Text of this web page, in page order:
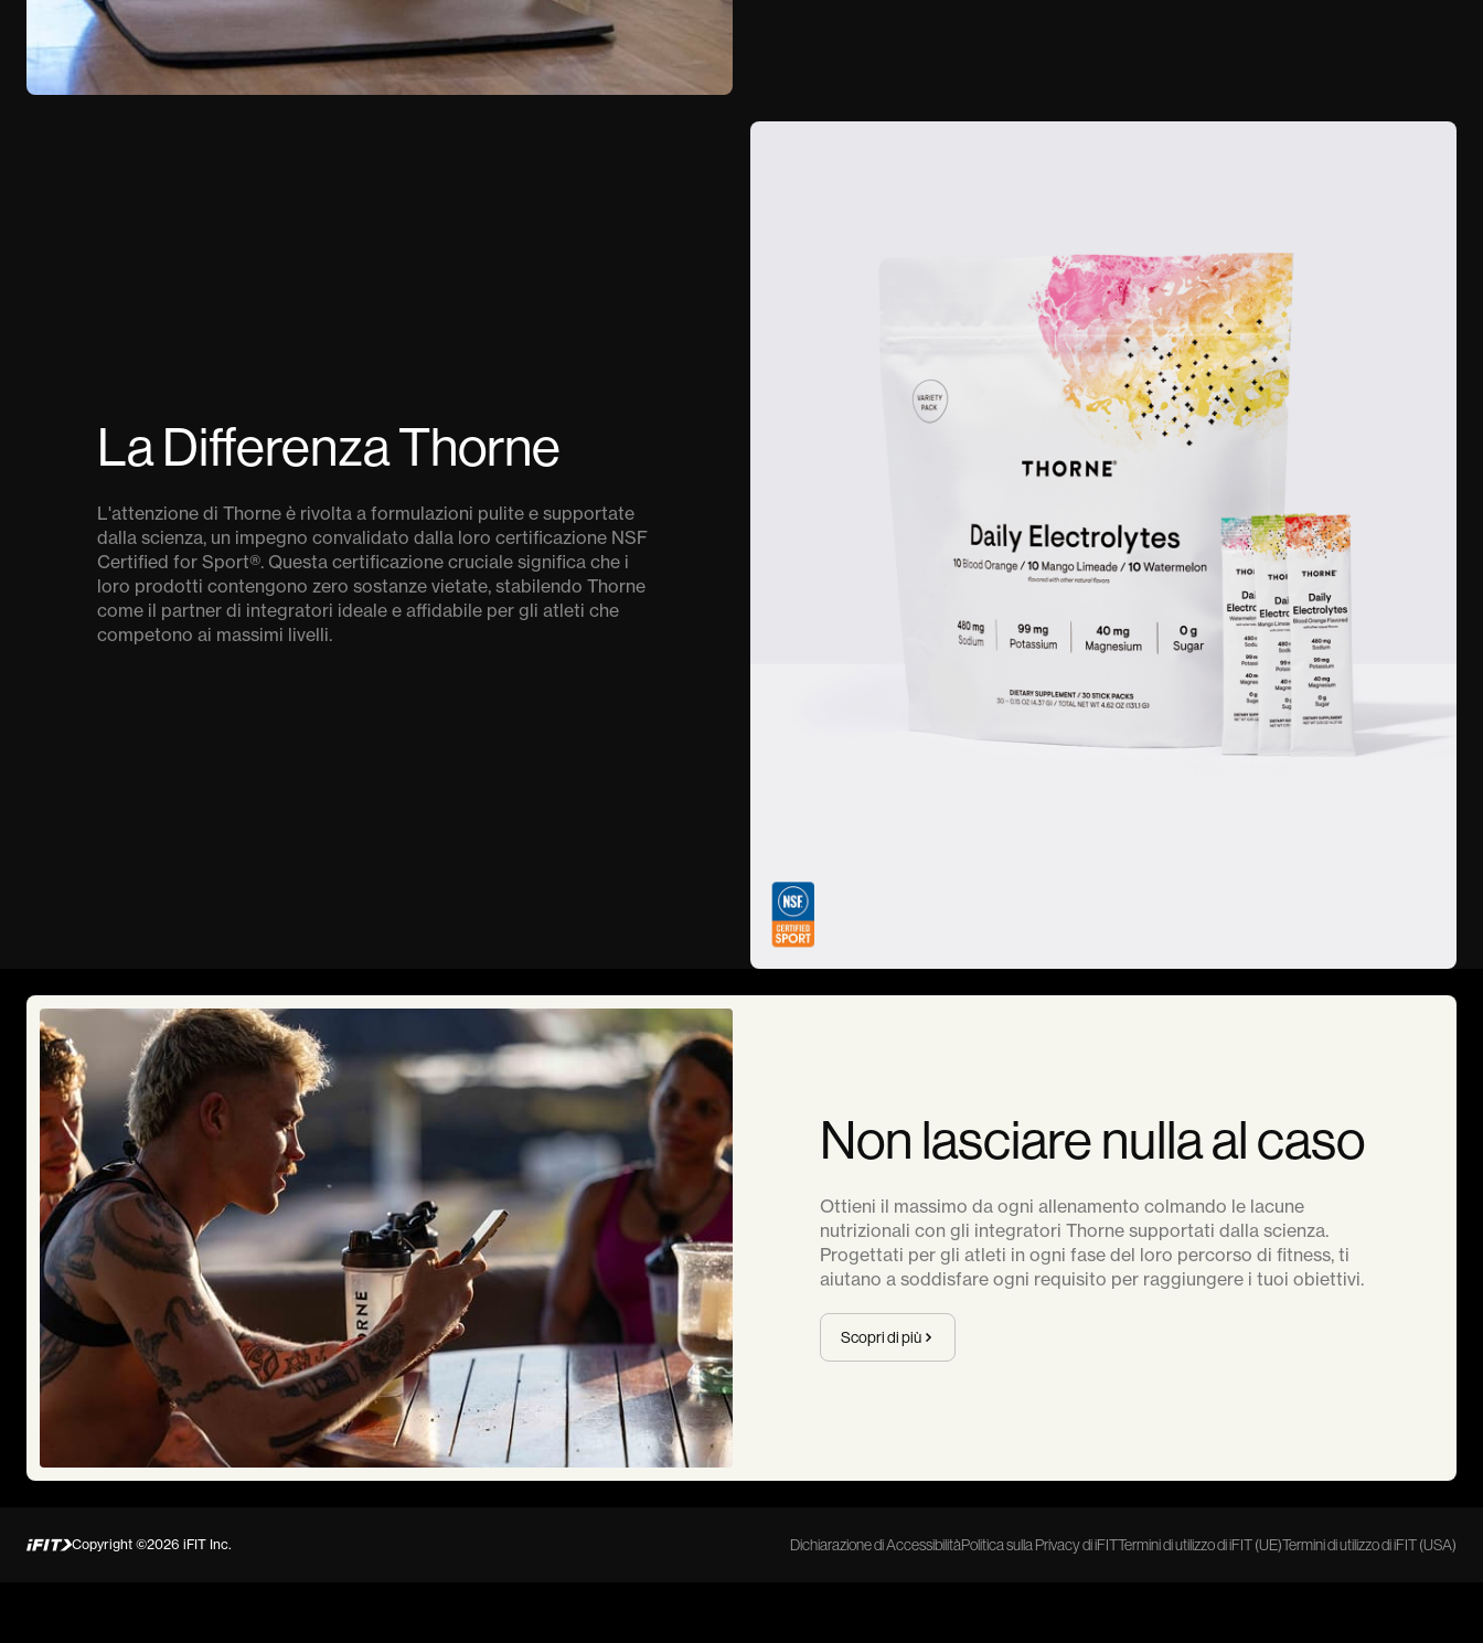
La Differenza Thorne
L'attenzione di Thorne è rivolta a formulazioni pulite e supportate
dalla scienza, un impegno convalidato dalla loro certificazione NSF
Certified for Sport®. Questa certificazione cruciale significa che i
loro prodotti contengono zero sostanze vietate, stabilendo Thorne
come il partner di integratori ideale e affidabile per gli atleti che
competono ai massimi livelli.
Non lasciare nulla al caso
Ottieni il massimo da ogni allenamento colmando le lacune
nutrizionali con gli integratori Thorne supportati dalla scienza.
Progettati per gli atleti in ogni fase del loro percorso di fitness, ti
aiutano a soddisfare ogni requisito per raggiungere i tuoi obiettivi.
Scopri di più
Copyright ©2026 iFIT Inc. Dichiarazione di AccessibilitàPolitica sulla Privacy di iFITTermini di utilizzo di iFIT (UE)Termini di utilizzo di iFIT (USA)